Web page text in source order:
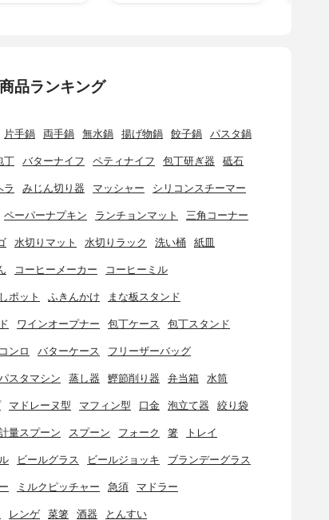
品ランキング
片手鍋 両手鍋 無水鍋 揚げ物鍋 餃子鍋 パスタ鍋
丁 バターナイフ ペティナイフ 包丁研ぎ器 砥石
ラ みじん切り器 マッシャー シリコンスチーマー
ペーパーナプキン ランチョンマット 三角コーナー
水切りマット 水切りラック 洗い桶 紙皿
コーヒーメーカー コーヒーミル
ポット ふきんかけ まな板スタンド
ワインオープナー 包丁ケース 包丁スタンド
ンロ バターケース フリーザーバッグ
スタマシン 蒸し器 鰹節削り器 弁当箱 水筒
マドレーヌ型 マフィン型 口金 泡立て器 絞り袋
量スプーン スプーン フォーク 箸 トレイ
ビールグラス ビールジョッキ ブランデーグラス
ミルクピッチャー 急須 マドラー
レンゲ 菜箸 酒器 とんすい